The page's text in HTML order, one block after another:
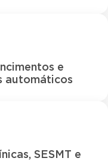
e
automáticos
SESMT e